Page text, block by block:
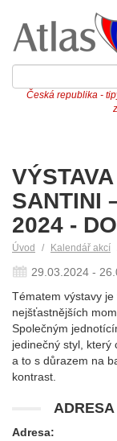
Česká republika -
SANTINI
2024 -
Úvod Kalendář akcí
29.03.2024 -
Tématem výstavy
nejšťastnějších
Společným
jedinečný styl, který
a to s důrazem na
kontrast.
Adresa: